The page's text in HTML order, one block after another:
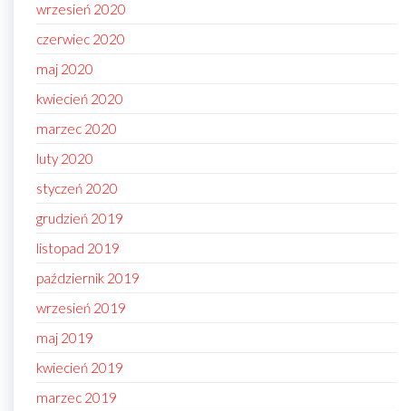
wrzesień 2020
czerwiec 2020
maj 2020
kwiecień 2020
marzec 2020
luty 2020
styczeń 2020
grudzień 2019
listopad 2019
październik 2019
wrzesień 2019
maj 2019
kwiecień 2019
marzec 2019